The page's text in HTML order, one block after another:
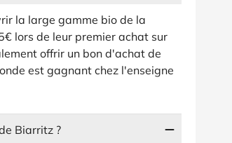
la large gamme bio de la
lors de leur premier achat sur
offrir un bon d'achat de
est gagnant chez l'enseigne
Biarritz ?